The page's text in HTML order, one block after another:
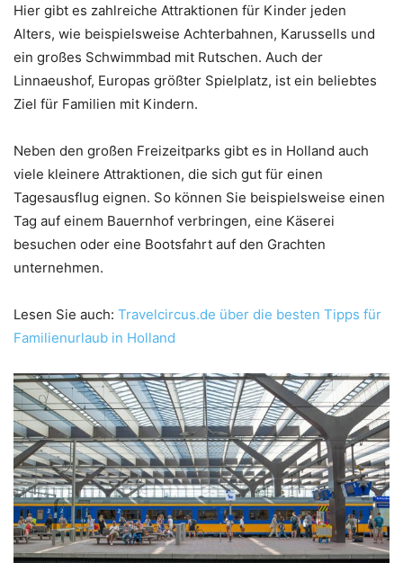
Hier gibt es zahlreiche Attraktionen für Kinder jeden
Alters, wie beispielsweise Achterbahnen, Karussells und
ein großes Schwimmbad mit Rutschen. Auch der
Linnaeushof, Europas größter Spielplatz, ist ein beliebtes
Ziel für Familien mit Kindern.
Neben den großen Freizeitparks gibt es in Holland auch
viele kleinere Attraktionen, die sich gut für einen
Tagesausflug eignen. So können Sie beispielsweise einen
Tag auf einem Bauernhof verbringen, eine Käserei
besuchen oder eine Bootsfahrt auf den Grachten
unternehmen.
Lesen Sie auch: Travelcircus.de über die besten Tipps für
Familienurlaub in Holland